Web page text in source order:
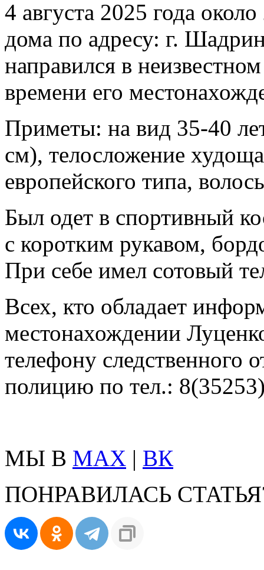
4 августа 2025 года
дома по адресу: г.
направился в
времени его
Приметы: на вид 35-40
см), телосложение
европейского типа,
Был одет в спортивный
с коротким рукавом,
При себе имел сотовый
Всех, кто обладает
местонахождении
телефону следственного
полицию по тел.:
МЫ В MAX | ВК
ПОНРАВИЛАСЬ